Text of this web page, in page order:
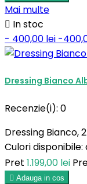
Mai multe
 In stoc
- 400,00 lei -
Dressing Bianco
Recenzie(i): 0
Dressing Bianco,
Culori
Pret 1.199,00 lei
 Adauga in cos